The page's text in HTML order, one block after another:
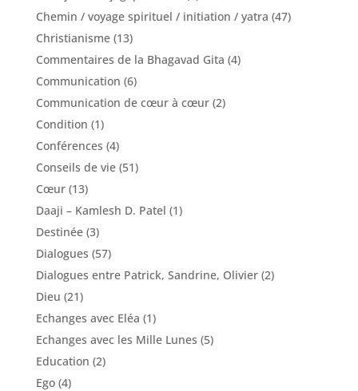
Chemin / voyage spirituel / initiation / yatra (47)
Christianisme(13)
Commentaires de la Bhagavad Gita (4)
Communication (6)
Communication de cœur à cœur(2)
Condition (1)
Conférences (4)
Conseils de vie(51)
Cœur(13)
Daaji – Kamlesh D. Patel (1)
Destinée(3)
Dialogues (57)
Dialogues entre Patrick, Sandrine, Olivier(2)
Dieu (21)
Echanges avec Eléa (1)
Echanges avec les Mille Lunes (5)
Education (2)
Ego(4)